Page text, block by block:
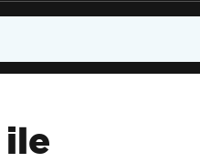
ile